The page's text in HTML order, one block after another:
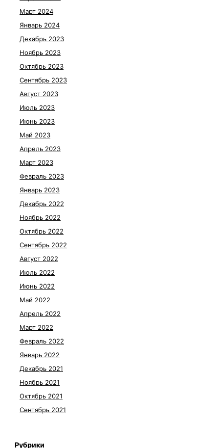
Март 2024
Январь 2024
Декабрь 2023
Ноябрь 2023
Октябрь 2023
Сентябрь 2023
Август 2023
Июль 2023
Июнь 2023
Май 2023
Апрель 2023
Март 2023
Февраль 2023
Январь 2023
Декабрь 2022
Ноябрь 2022
Октябрь 2022
Сентябрь 2022
Август 2022
Июль 2022
Июнь 2022
Май 2022
Апрель 2022
Март 2022
Февраль 2022
Январь 2022
Декабрь 2021
Ноябрь 2021
Октябрь 2021
Сентябрь 2021
Рубрики